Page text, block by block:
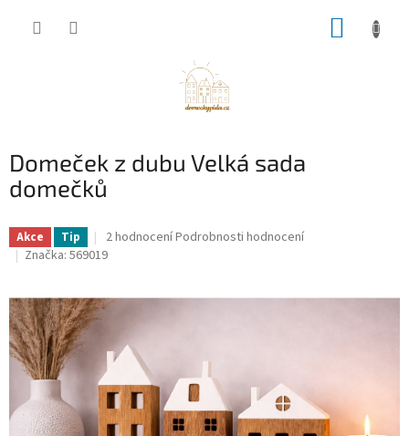
Domeček z dubu Velká sada
domečků
Akce Tip
Průměrné
hodnocení
5,0
hvězdiček.
2 hodnoceníPodrobnosti hodnocení
Značka: 569019